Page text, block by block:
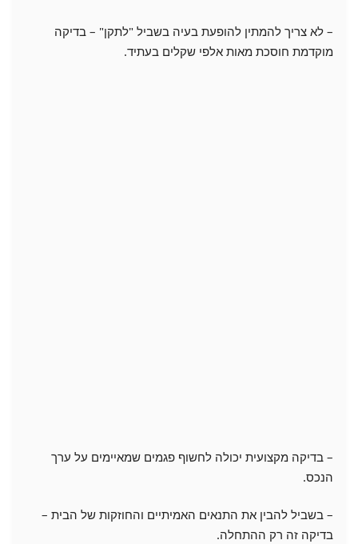
– לא צריך להמתין להופעת בעיה בשביל "לתקן" – בדיקה
מוקדמת חוסכת מאות אלפי שקלים בעתיד.
– בדיקה מקצועית יכולה לחשוף פגמים שמאיימים על ערך
הנכס.
– בשביל להבין את התנאים האמיתיים והחוזקות של הבית –
בדיקה זה רק ההתחלה.